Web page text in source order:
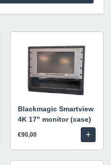
Blackmagic Smartview
4K 17" monitor (case)
€90,00 +